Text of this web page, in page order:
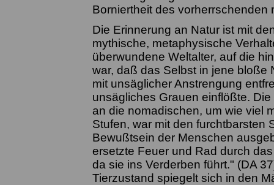
Borniertheit des vorherrschenden
Die Erinnerung an Natur ist mit
mythische, metaphysische
überwundene Weltalter, auf die
war, daß das Selbst in jene bloße
mit unsäglicher Anstrengung
unsägliches Grauen einflößte.
an die nomadischen, um wie viel
Stufen, war mit den furchtbarsten
Bewußtsein der Menschen
ersetzte Feuer und Rad durch
da sie ins Verderben führt." (DA
Tierzustand spiegelt sich in den